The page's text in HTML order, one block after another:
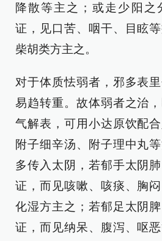
降散等主之；或走少阳之
证，见口苦、咽干、目眩
柴胡类方主之。
对于体质怯弱者，邪多表
易趋转重。故体弱者之治
气解表，可用小达原饮配
附子细辛汤、附子理中丸
多传入太阴，若郁手太阴
证，而见咳嗽、咳痰、胸
化湿方主之；若郁足太阴
证，而见纳呆、腹泻、呕